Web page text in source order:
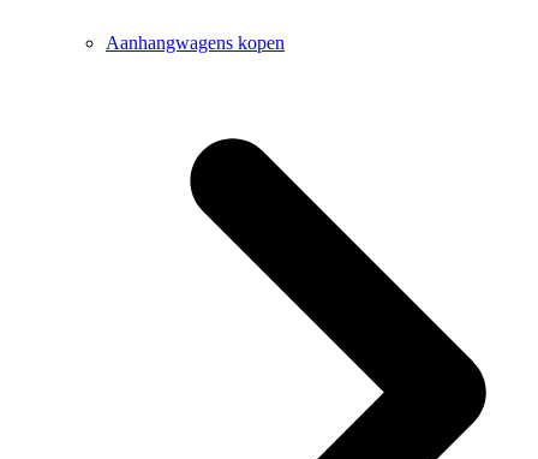
Aanhangwagens kopen